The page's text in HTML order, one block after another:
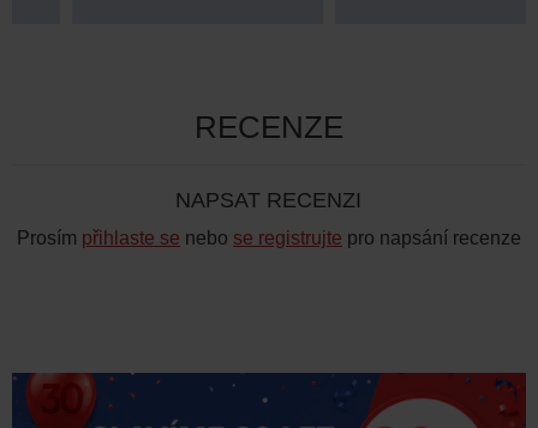
RECENZE
NAPSAT RECENZI
Prosím přihlaste se nebo se registrujte pro napsání recenze